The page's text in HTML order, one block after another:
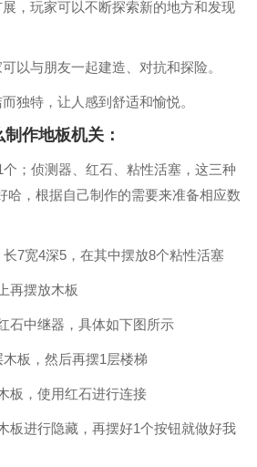
，玩家可以不断探索新的地方和发现
以与朋友一起建造、对抗和探险。
独特，让人感到舒适和愉悦。
作地板机关：
；侦测器、红石、粘性活塞，这三种
哈，根据自己制作的需要来准备相应数
7宽4深5，在其中摆放8个粘性活塞
再摆放木板
石中继器，具体如下图所示
板，然后再摆1层楼梯
板，使用红石进行连接
板进行隐藏，再摆好1个按钮就做好我